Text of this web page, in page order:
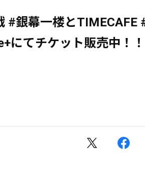
#銀幕一楼とTIMECAFE
にてチケット販売中！！